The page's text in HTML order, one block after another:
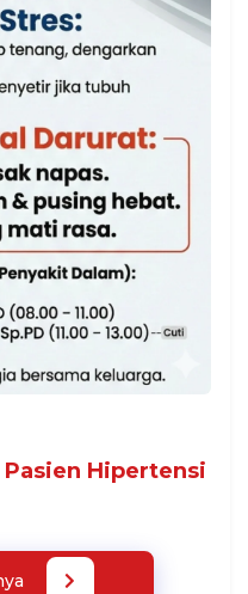
Pasien Hipertensi